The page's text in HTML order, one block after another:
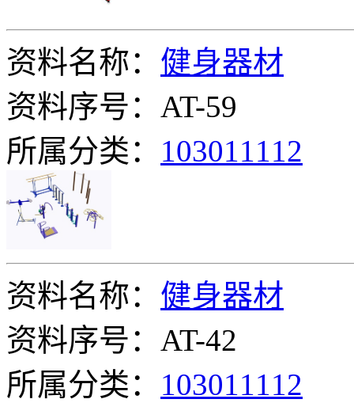
资料名称： 健身器材
资料序号：AT-59
所属分类： 103011112
资料名称： 健身器材
资料序号：AT-42
所属分类： 103011112